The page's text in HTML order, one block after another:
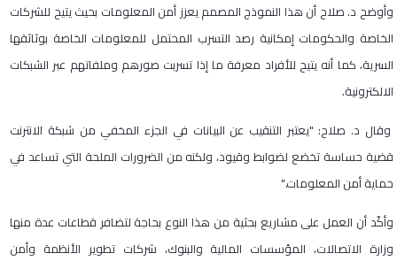
وأوضح د. صلاح أن هذا النموذج المصمم يعزز أمن المعلومات بحيث يتيح للشركات
الخاصة والحكومات إمكانية رصد التسرب المحتمل للمعلومات الخاصة بوثاثقها
السرية، كما أنه يتيح للأفراد معرفة ما إذا تسربت صورهم وملفاتهم عبر الشبكات
الالكترونية.
وقال د. صلاح: "يعتبر التنقيب عن البيانات في الجزء المخفي من شبكة الانترنت
قضية حساسة تخضع لضوابط وقيود، ولكنه من الضرورات الملحة التي تساعد في
حماية أمن المعلومات."
وأكّد أن العمل على مشاريع بحثية من هذا النوع بحاجة لتضافر قطاعات عدة منها
وزارة الاتصالات، المؤسسات المالية والبنوك، شركات تطوير الأنظمة وأمن